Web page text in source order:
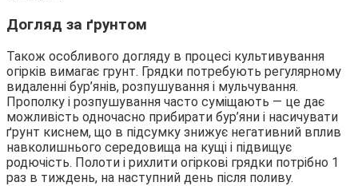
Догляд за ґрунтом
Також особливого догляду в процесі культивування
огірків вимагає грунт. Грядки потребують регулярному
видаленні бур’янів, розпушування і мульчування.
Прополку і розпушування часто суміщають — це дає
можливість одночасно прибирати бур’яни і насичувати
ґрунт киснем, що в підсумку знижує негативний вплив
навколишнього середовища на кущі і підвищує
родючість. Полоти і рихлити огіркові грядки потрібно 1
раз в тиждень, на наступний день після поливу.